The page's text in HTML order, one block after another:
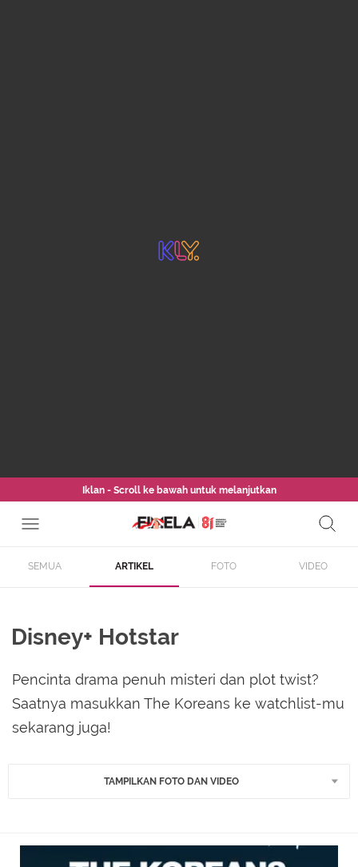
Iklan - Scroll ke bawah untuk melanjutkan
SEMUA ARTIKEL FOTO VIDEO
Disney+ Hotstar
Pencinta drama penuh misteri dan plot twist?
Saatnya masukkan The Koreans ke watchlist-mu
sekarang juga!
TAMPILKAN FOTO DAN VIDEO